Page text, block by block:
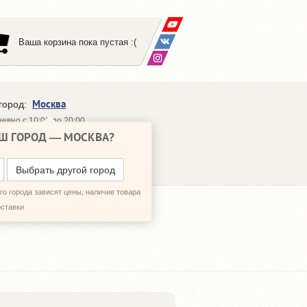
Ваша корзина пока пустая :(
Москва
ГОРОД — МОСКВА?
Выбрать другой город
города зависят цены, наличие товара
с 10:00 до 20:00
648-64-30
МНЕ